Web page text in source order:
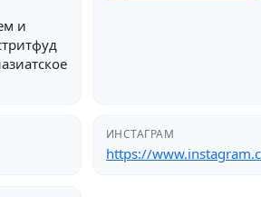
и
ИНСТАГРАМ
https://